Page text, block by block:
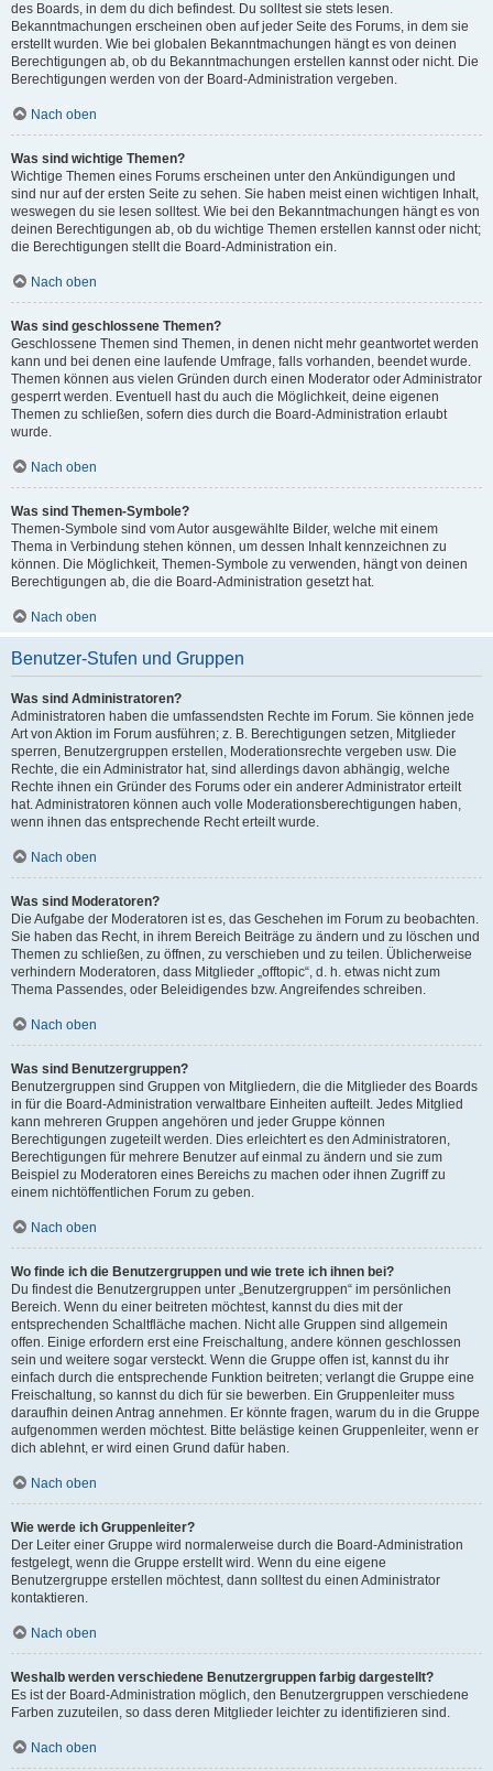
des Boards, in dem du dich befindest. Du solltest sie stets lesen.
Bekanntmachungen erscheinen oben auf jeder Seite des Forums, in dem sie
erstellt wurden. Wie bei globalen Bekanntmachungen hängt es von deinen
Berechtigungen ab, ob du Bekanntmachungen erstellen kannst oder nicht. Die
Berechtigungen werden von der Board-Administration vergeben.
Nach oben
Was sind wichtige Themen?
Wichtige Themen eines Forums erscheinen unter den Ankündigungen und
sind nur auf der ersten Seite zu sehen. Sie haben meist einen wichtigen Inhalt,
weswegen du sie lesen solltest. Wie bei den Bekanntmachungen hängt es von
deinen Berechtigungen ab, ob du wichtige Themen erstellen kannst oder nicht;
die Berechtigungen stellt die Board-Administration ein.
Nach oben
Was sind geschlossene Themen?
Geschlossene Themen sind Themen, in denen nicht mehr geantwortet werden
kann und bei denen eine laufende Umfrage, falls vorhanden, beendet wurde.
Themen können aus vielen Gründen durch einen Moderator oder Administrator
gesperrt werden. Eventuell hast du auch die Möglichkeit, deine eigenen
Themen zu schließen, sofern dies durch die Board-Administration erlaubt
wurde.
Nach oben
Was sind Themen-Symbole?
Themen-Symbole sind vom Autor ausgewählte Bilder, welche mit einem
Thema in Verbindung stehen können, um dessen Inhalt kennzeichnen zu
können. Die Möglichkeit, Themen-Symbole zu verwenden, hängt von deinen
Berechtigungen ab, die die Board-Administration gesetzt hat.
Nach oben
Benutzer-Stufen und Gruppen
Was sind Administratoren?
Administratoren haben die umfassendsten Rechte im Forum. Sie können jede
Art von Aktion im Forum ausführen; z. B. Berechtigungen setzen, Mitglieder
sperren, Benutzergruppen erstellen, Moderationsrechte vergeben usw. Die
Rechte, die ein Administrator hat, sind allerdings davon abhängig, welche
Rechte ihnen ein Gründer des Forums oder ein anderer Administrator erteilt
hat. Administratoren können auch volle Moderationsberechtigungen haben,
wenn ihnen das entsprechende Recht erteilt wurde.
Nach oben
Was sind Moderatoren?
Die Aufgabe der Moderatoren ist es, das Geschehen im Forum zu beobachten.
Sie haben das Recht, in ihrem Bereich Beiträge zu ändern und zu löschen und
Themen zu schließen, zu öffnen, zu verschieben und zu teilen. Üblicherweise
verhindern Moderatoren, dass Mitglieder „offtopic“, d. h. etwas nicht zum
Thema Passendes, oder Beleidigendes bzw. Angreifendes schreiben.
Nach oben
Was sind Benutzergruppen?
Benutzergruppen sind Gruppen von Mitgliedern, die die Mitglieder des Boards
in für die Board-Administration verwaltbare Einheiten aufteilt. Jedes Mitglied
kann mehreren Gruppen angehören und jeder Gruppe können
Berechtigungen zugeteilt werden. Dies erleichtert es den Administratoren,
Berechtigungen für mehrere Benutzer auf einmal zu ändern und sie zum
Beispiel zu Moderatoren eines Bereichs zu machen oder ihnen Zugriff zu
einem nichtöffentlichen Forum zu geben.
Nach oben
Wo finde ich die Benutzergruppen und wie trete ich ihnen bei?
Du findest die Benutzergruppen unter „Benutzergruppen“ im persönlichen
Bereich. Wenn du einer beitreten möchtest, kannst du dies mit der
entsprechenden Schaltfläche machen. Nicht alle Gruppen sind allgemein
offen. Einige erfordern erst eine Freischaltung, andere können geschlossen
sein und weitere sogar versteckt. Wenn die Gruppe offen ist, kannst du ihr
einfach durch die entsprechende Funktion beitreten; verlangt die Gruppe eine
Freischaltung, so kannst du dich für sie bewerben. Ein Gruppenleiter muss
daraufhin deinen Antrag annehmen. Er könnte fragen, warum du in die Gruppe
aufgenommen werden möchtest. Bitte belästige keinen Gruppenleiter, wenn er
dich ablehnt, er wird einen Grund dafür haben.
Nach oben
Wie werde ich Gruppenleiter?
Der Leiter einer Gruppe wird normalerweise durch die Board-Administration
festgelegt, wenn die Gruppe erstellt wird. Wenn du eine eigene
Benutzergruppe erstellen möchtest, dann solltest du einen Administrator
kontaktieren.
Nach oben
Weshalb werden verschiedene Benutzergruppen farbig dargestellt?
Es ist der Board-Administration möglich, den Benutzergruppen verschiedene
Farben zuzuteilen, so dass deren Mitglieder leichter zu identifizieren sind.
Nach oben